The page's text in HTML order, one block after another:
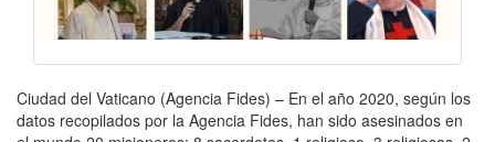
Ciudad del Vaticano (Agencia Fides) – En el año 2020, según los
datos recopilados por la Agencia Fides, han sido asesinados en